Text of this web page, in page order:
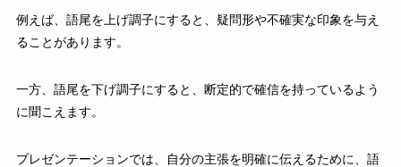
例えば、語尾を上げ調子にすると、疑問形や不確実な印象を与え
ることがあります。
一方、語尾を下げ調子にすると、断定的で確信を持っているよう
に聞こえます。
プレゼンテーションでは、自分の主張を明確に伝えるために、語